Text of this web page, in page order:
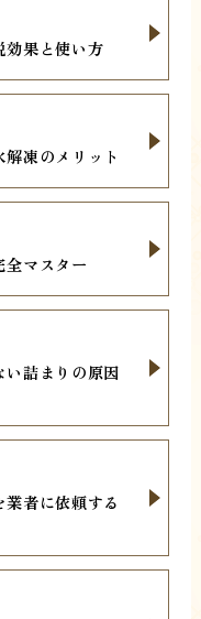
効果と使い方
解凍のメリット
マスター
詰まりの原因
者に依頼する